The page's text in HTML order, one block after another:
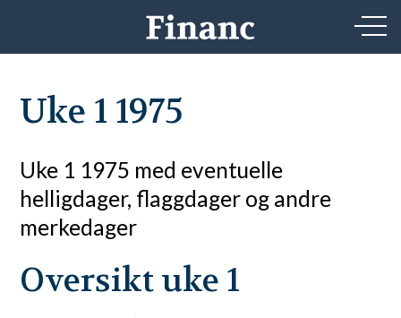
Uke 1 1975
Uke 1 1975 med eventuelle
helligdager, flaggdager og andre
merkedager
Oversikt uke 1